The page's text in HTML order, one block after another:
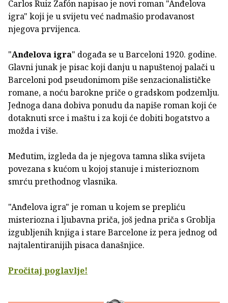
Carlos Ruiz Zafón napisao je novi roman "Anđelova
igra" koji je u svijetu već nadmašio prodavanost
njegova prvijenca.
"Anđelova igra" događa se u Barceloni 1920. godine.
Glavni junak je pisac koji danju u napuštenoj palači u
Barceloni pod pseudonimom piše senzacionalističke
romane, a noću barokne priče o gradskom podzemlju.
Jednoga dana dobiva ponudu da napiše roman koji će
dotaknuti srce i maštu i za koji će dobiti bogatstvo a
možda i više.
Međutim, izgleda da je njegova tamna slika svijeta
povezana s kućom u kojoj stanuje i misterioznom
smrću prethodnog vlasnika.
"Anđelova igra" je roman u kojem se prepliću
misteriozna i ljubavna priča, još jedna priča s Groblja
izgubljenih knjiga i stare Barcelone iz pera jednog od
najtalentiranijih pisaca današnjice.
Pročitaj poglavlje!